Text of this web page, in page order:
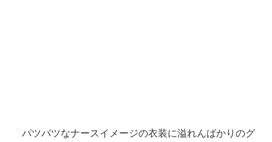
パツパツなナースイメージの衣装に溢れんばかりのグ